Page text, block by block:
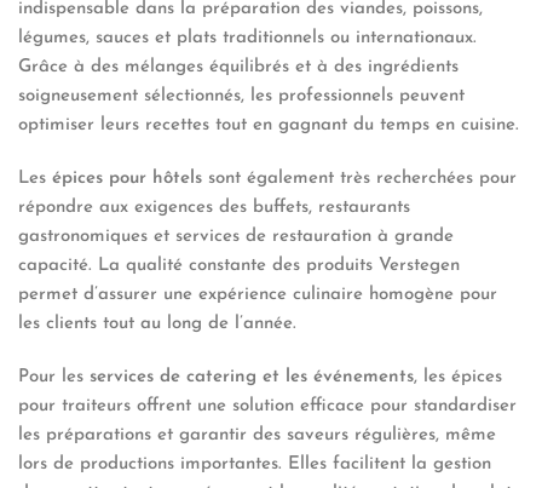
indispensable dans la préparation des viandes, poissons,
légumes, sauces et plats traditionnels ou internationaux.
Grâce à des mélanges équilibrés et à des ingrédients
soigneusement sélectionnés, les professionnels peuvent
optimiser leurs recettes tout en gagnant du temps en cuisine.
Les épices pour hôtels sont également très recherchées pour
répondre aux exigences des buffets, restaurants
gastronomiques et services de restauration à grande
capacité. La qualité constante des produits Verstegen
permet d’assurer une expérience culinaire homogène pour
les clients tout au long de l’année.
Pour les services de catering et les événements, les épices
pour traiteurs offrent une solution efficace pour standardiser
les préparations et garantir des saveurs régulières, même
lors de productions importantes. Elles facilitent la gestion